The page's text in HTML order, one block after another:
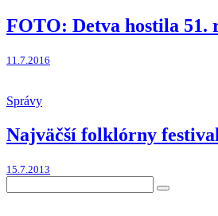
FOTO: Detva hostila
11.7.2016
Správy
Najväčší folklórny
15.7.2013